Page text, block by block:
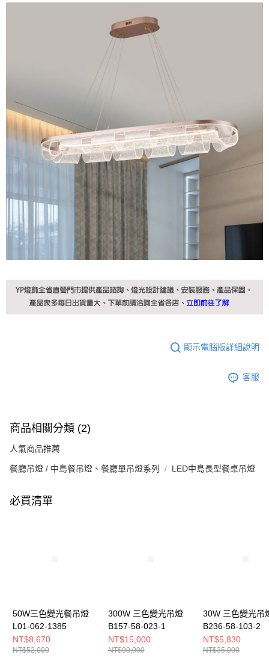
顯示電腦版詳細說明
客服
商品相關分類 (2)
人氣商品推薦
餐廳吊燈 / 中島餐吊燈、餐廳單吊燈系列 LED中島長型餐桌吊燈
必買清單
50W三色變光餐吊燈
L01-062-1385
NT$8,670
NT$52,000
300W 三色變光吊燈
B157-58-023-1
NT$15,000
NT$90,000
30W 三色變光吊
B236-58-103-2
NT$5,830
NT$35,000